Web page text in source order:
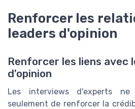
Renforcer les
leaders d'opinion
Renforcer les liens avec
d'opinion
Les interviews d'experts
seulement de renforcer la